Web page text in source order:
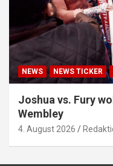
NEWS NEWS TICKER
Joshua vs. Fury
Wembley
4. August 2026